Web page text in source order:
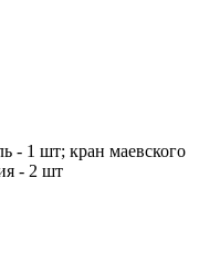
- 1 шт; кран маевского
- 2 шт